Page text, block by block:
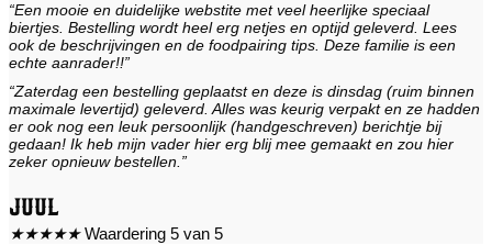
“Een mooie en duidelijke webstite met veel heerlijke speciaal
biertjes. Bestelling wordt heel erg netjes en optijd geleverd. Lees
ook de beschrijvingen en de foodpairing tips. Deze familie is een
echte aanrader!!”
“Zaterdag een bestelling geplaatst en deze is dinsdag (ruim binnen
maximale levertijd) geleverd. Alles was keurig verpakt en ze hadden
er ook nog een leuk persoonlijk (handgeschreven) berichtje bij
gedaan! Ik heb mijn vader hier erg blij mee gemaakt en zou hier
zeker opnieuw bestellen.”
Juul
★★★★★ Waardering 5 van 5